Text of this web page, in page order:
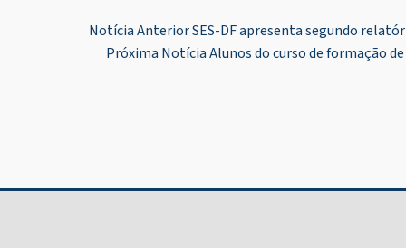
NavegaçãoNotícia AnteriorSES-DF apresenta segundo
Próxima NotíciaAlunos do curso de formação